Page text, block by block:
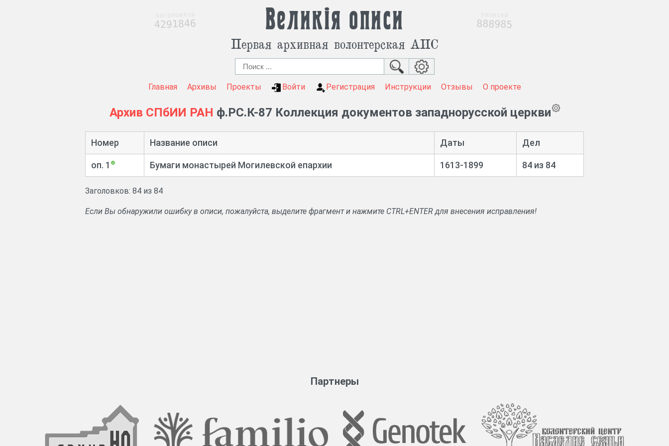
Великія описи
Первая архивная волонтерская АИС
Главная Архивы Проекты Войти Регистрация Инструкции Отзывы О проекте
Архив СПбИИ РАН ф.РС.К-87 Коллекция документов западнорусской церкви
Номер Название описи Даты Дел
оп. 1 Бумаги монастырей Могилевской епархии 1613-1899 84 из 84
Заголовков: 84 из 84
Если Вы обнаружили ошибку в описи, пожалуйста, выделите фрагмент и нажмите CTRL+ENTER для внесения исправления!
Партнеры
4291846 888985